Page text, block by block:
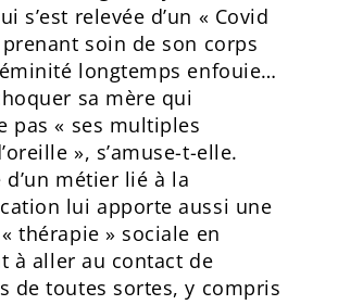
s’est relevée d’un « Covid
soin de son corps
longtemps enfouie…
sa mère qui
pas « ses multiples
», s’amuse-t-elle.
d’un métier lié à la
lui apporte aussi une
thérapie » sociale en
à aller au contact de
de toutes sortes, y compris